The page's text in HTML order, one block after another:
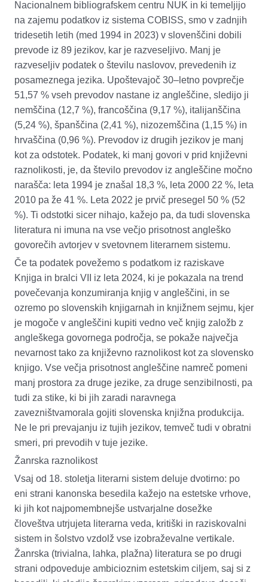
Nacionalnem bibliografskem centru NUK in ki temeljijo
na zajemu podatkov iz sistema COBISS, smo v zadnjih
tridesetih letih (med 1994 in 2023) v slovenščini dobili
prevode iz 89 jezikov, kar je razveseljivo. Manj je
razveseljiv podatek o številu naslovov, prevedenih iz
posameznega jezika. Upoštevajoč 30–letno povprečje
51,57 % vseh prevodov nastane iz angleščine, sledijo ji
nemščina (12,7 %), francoščina (9,17 %), italijanščina
(5,24 %), španščina (2,41 %), nizozemščina (1,15 %) in
hrvaščina (0,96 %). Prevodov iz drugih jezikov je manj
kot za odstotek. Podatek, ki manj govori v prid književni
raznolikosti, je, da število prevodov iz angleščine močno
narašča: leta 1994 je znašal 18,3 %, leta 2000 22 %, leta
2010 pa že 41 %. Leta 2022 je prvič presegel 50 %(52
%). Ti odstotki sicer nihajo, kažejo pa, da tudi slovenska
literatura ni imuna na vse večjo prisotnost angleško
govorečih avtorjev v svetovnem literarnem sistemu.
Če ta podatek povežemo s podatkom iz raziskave
Knjiga in bralci VII
iz leta 2024, ki je pokazala na trend
povečevanja konzumiranja knjig v angleščini, in se
ozremo po slovenskih knjigarnah in knjižnem sejmu, kjer
je mogoče v angleščini kupiti vedno več knjig založb z
angleškega govornega področja, se pokaže največja
nevarnost tako za književno raznolikost kot za slovensko
knjigo. Vse večja prisotnost angleščine namreč pomeni
manj prostora za druge jezike, za druge senzibilnosti, pa
tudi za stike, ki bi jih zaradi naravnega
zavezništvamorala gojiti slovenska knjižna produkcija.
Ne le pri prevajanju iz tujih jezikov, temveč tudi v obratni
smeri, pri prevodih v tuje jezike.
Žanrska raznolikost
Vsaj od 18. stoletja literarni sistem deluje dvotirno: po
eni strani kanonska besedila kažejo na estetske vrhove,
ki jih kot najpomembnejše ustvarjalne dosežke
človeštva utrjujeta literarna veda, kritiški in raziskovalni
sistem in šolstvo vzdolž vse izobraževalne vertikale.
Žanrska (trivialna, lahka, plažna) literatura se po drugi
strani odpoveduje ambicioznim estetskim ciljem, saj si z